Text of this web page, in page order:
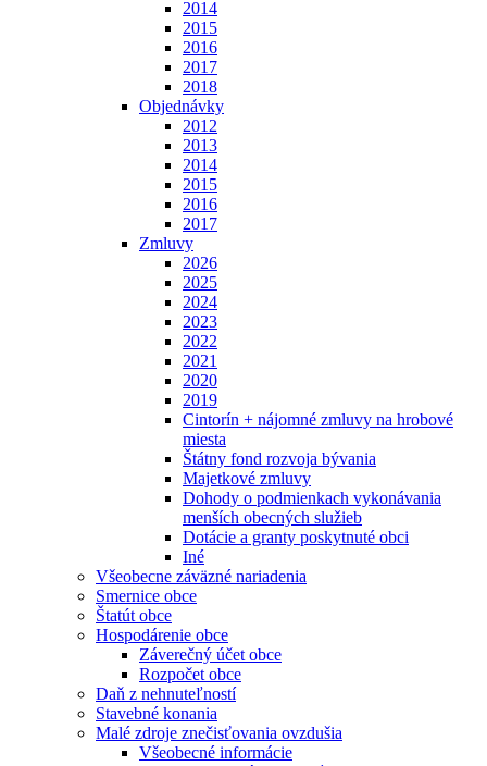
2014
2015
2016
2017
2018
Objednávky
2012
2013
2014
2015
2016
2017
Zmluvy
2026
2025
2024
2023
2022
2021
2020
2019
Cintorín + nájomné zmluvy na hrobové
miesta
Štátny fond rozvoja bývania
Majetkové zmluvy
Dohody o podmienkach vykonávania
menších obecných služieb
Dotácie a granty poskytnuté obci
Iné
Všeobecne záväzné nariadenia
Smernice obce
Štatút obce
Hospodárenie obce
Záverečný účet obce
Rozpočet obce
Daň z nehnuteľností
Stavebné konania
Malé zdroje znečisťovania ovzdušia
Všeobecné informácie